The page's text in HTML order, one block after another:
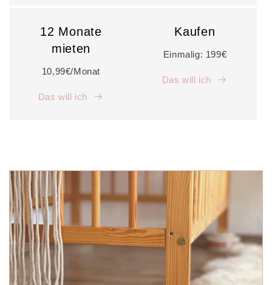
12 Monate
mieten
10,99€/Monat
Das will ich
Kaufen
Einmalig: 199€
Das will ich